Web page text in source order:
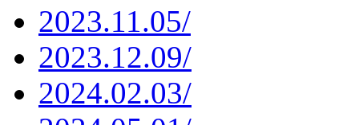
2023.11.05/
2023.12.09/
2024.02.03/